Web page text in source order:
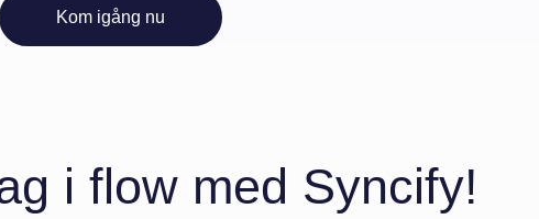
Kom igång nu
i flow med Syncify!